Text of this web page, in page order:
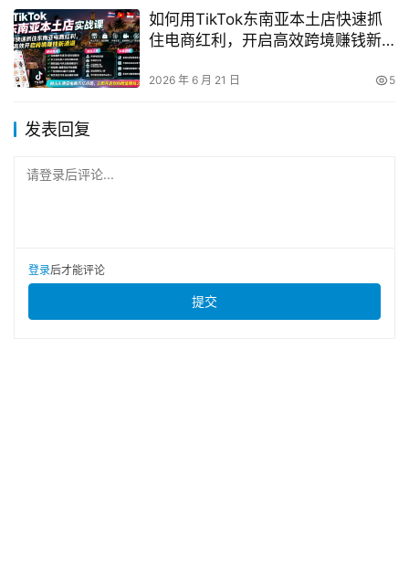
如何用TikTok东南亚本土店快速抓
住电商红利，开启高效跨境赚钱新
2026 年 6 月 21 日 5
发表回复
请登录后评论...
登录后才能评论
提交